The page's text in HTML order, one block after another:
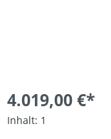
4.019,00 €*
Inhalt: 1